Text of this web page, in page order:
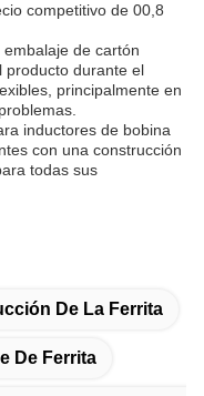
competitivo de 00,8
de cartón
producto durante el
principalmente en
inductores de bobina
con una construcción
todas sus
De La Ferrita
De Ferrita